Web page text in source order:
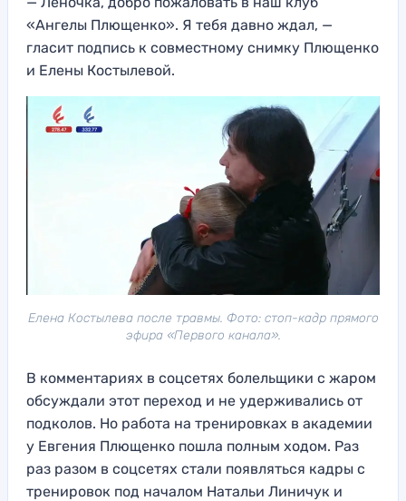
«Ангелы Плющенко». Я тебя давно ждал, —
гласит подпись к совместному снимку Плющенко
и Елены Костылевой.
Елена Костылева после травмы. Фото: стоп-кадр прямого
эфира «Первого канала».
В комментариях в соцсетях болельщики с жаром
обсуждали этот переход и не удерживались от
подколов. Но работа на тренировках в академии
у Евгения Плющенко пошла полным ходом. Раз
раз разом в соцсетях стали появляться кадры с
тренировок под началом Натальи Линичук и